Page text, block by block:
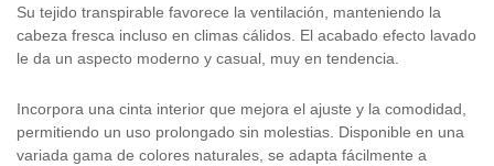
Su tejido transpirable favorece la ventilación, manteniendo la
cabeza fresca incluso en climas cálidos. El acabado efecto lavado
le da un aspecto moderno y casual, muy en tendencia.
Incorpora una cinta interior que mejora el ajuste y la comodidad,
permitiendo un uso prolongado sin molestias. Disponible en una
variada gama de colores naturales, se adapta fácilmente a